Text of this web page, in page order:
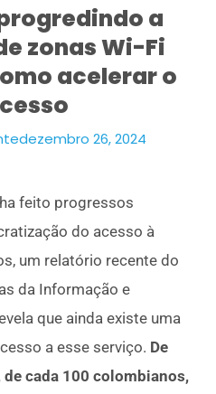
a
zonas Wi-Fi
acelerar o
dezembro 26, 2024
feito progressos
do acesso à
um relatório recente do
da Informação e
que ainda existe uma
a esse serviço. De
cada 100 colombianos,